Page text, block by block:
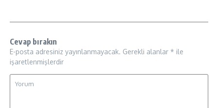
Cevap bırakın
E-posta adresiniz yayınlanmayacak. Gerekli alanlar * ile
işaretlenmişlerdir